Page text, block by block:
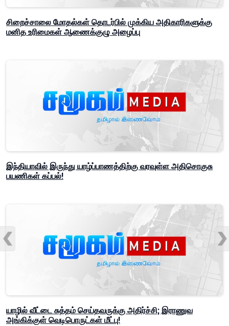
சிறைச்சாலை மோதல்கள் தொடர்பில் முக்கிய அதிகாரிகளுக்கு
மனித உரிமைகள் ஆணைக்குழு அழைப்பு
இந்தியாவில் இருந்து யாழ்ப்பாணத்திற்கு வரவுள்ள அதிசொகுசு
பயணிகள் கப்பல்!
யாழில் வீட்டை சுத்தம் செய்தவருக்கு அதிர்ச்சி; இராணுவ
அங்கிக்குள் வெடிபொருட்கள் மீட்பு!